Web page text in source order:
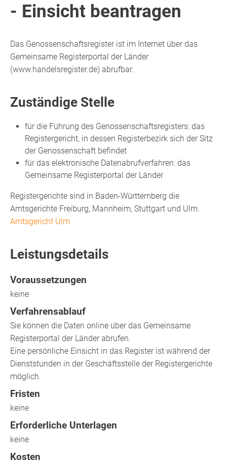
- Einsicht beantragen
Das Genossenschaftsregister ist im Internet über das
Gemeinsame Registerportal der Länder
(www.handelsregister.de) abrufbar.
Zuständige Stelle
für die Führung des Genossenschaftsregisters: das
Registergericht, in dessen Registerbezirk sich der Sitz
der Genossenschaft befindet
für das elektronische Datenabrufverfahren: das
Gemeinsame Registerportal der Länder
Registergerichte sind in Baden-Württemberg die
Amtsgerichte Freiburg, Mannheim, Stuttgart und Ulm.
Amtsgericht Ulm
Leistungsdetails
Voraussetzungen
keine
Verfahrensablauf
Sie können die Daten online über das Gemeinsame
Registerportal der Länder abrufen.
Eine persönliche Einsicht in das Register ist während der
Dienststunden in der Geschäftsstelle der Registergerichte
möglich.
Fristen
keine
Erforderliche Unterlagen
keine
Kosten